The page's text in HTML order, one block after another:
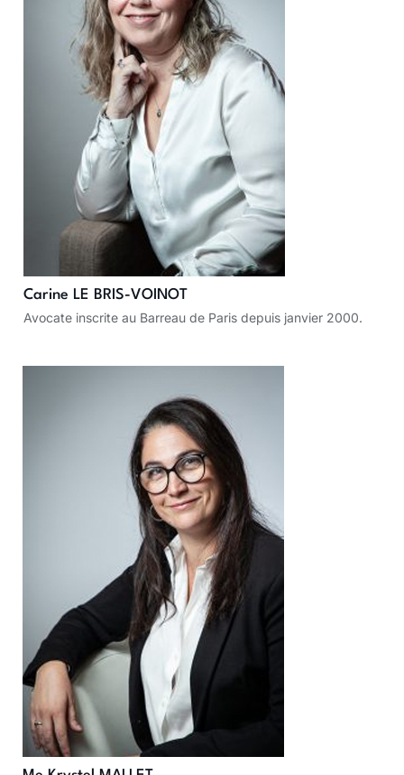
Carine LE BRIS-VOINOT
Avocate inscrite au Barreau de Paris depuis janvier 2000.